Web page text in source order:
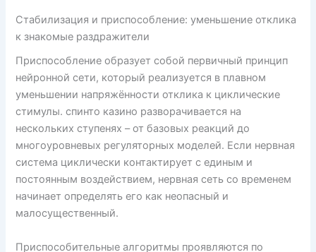
Стабилизация и приспособление: уменьшение отклика
к знакомые раздражители
Приспособление образует собой первичный принцип
нейронной сети, который реализуется в плавном
уменьшении напряжённости отклика к циклические
стимулы. спинто казино разворачивается на
нескольких ступенях – от базовых реакций до
многоуровневых регуляторных моделей. Если нервная
система циклически контактирует с единым и
постоянным воздействием, нервная сеть со временем
начинает определять его как неопасный и
малосущественный.
Приспособительные алгоритмы проявляются по